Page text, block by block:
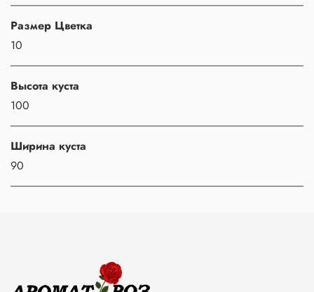
Размер Цветка
10
Высота куста
100
Ширина куста
90